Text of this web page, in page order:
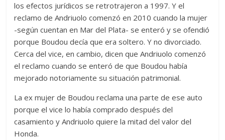
los efectos jurídicos se retrotrajeron a 1997. Y el
reclamo de Andriuolo comenzó en 2010 cuando la mujer
-según cuentan en Mar del Plata- se enteró y se ofendió
porque Boudou decía que era soltero. Y no divorciado.
Cerca del vice, en cambio, dicen que Andriuolo comenzó
el reclamo cuando se enteró de que Boudou había
mejorado notoriamente su situación patrimonial.
La ex mujer de Boudou reclama una parte de ese auto
porque el vice lo había comprado después del
casamiento y Andriuolo quiere la mitad del valor del
Honda.